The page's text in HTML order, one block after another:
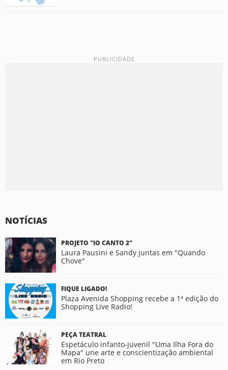
NOTÍCIAS
PROJETO "IO CANTO 2"
Laura Pausini e Sandy juntas em "Quando
Chove"
FIQUE LIGADO!
Plaza Avenida Shopping recebe a 1ª edição do
Shopping Live Radio!
PEÇA TEATRAL
Espetáculo infanto-juvenil "Uma Ilha Fora do
Mapa" une arte e conscientização ambiental
em Rio Preto